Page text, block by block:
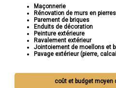
Maçonnerie
Rénovation de murs en
Parement de briques
Enduits de décoration
Peinture extérieure
Ravalement extérieur
Jointoiement de moellons et
Pavage extérieur (pierre,
coût et budget moyen